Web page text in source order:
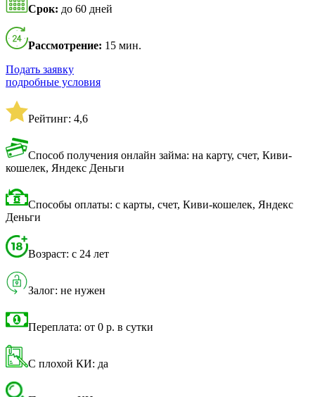
Срок: до 60 дней
Рассмотрение: 15 мин.
Подать заявку
подробные условия
Рейтинг: 4,6
Способ получения онлайн займа: на карту, счет, Киви-
кошелек, Яндекс Деньги
Способы оплаты: с карты, счет, Киви-кошелек, Яндекс
Деньги
Возраст: с 24 лет
Залог: не нужен
Переплата: от 0 р. в сутки
С плохой КИ: да